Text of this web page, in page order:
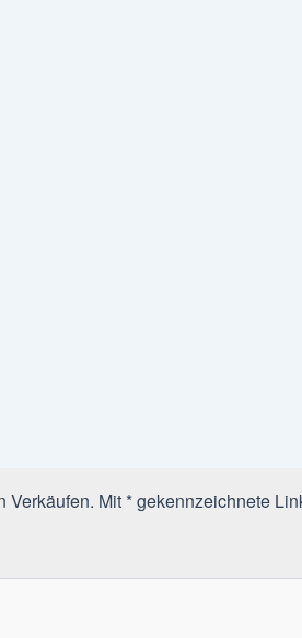
Mit * gekennzeichnete